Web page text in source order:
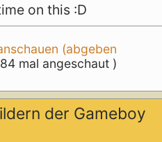
on this :D
(abgeben
mal angeschaut )
der Gameboy